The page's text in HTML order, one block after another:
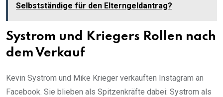
Selbstständige für den Elterngeldantrag?
Systrom und Kriegers Rollen nach
dem Verkauf
Kevin Systrom und Mike Krieger verkauften Instagram an
Facebook. Sie blieben als Spitzenkräfte dabei: Systrom als